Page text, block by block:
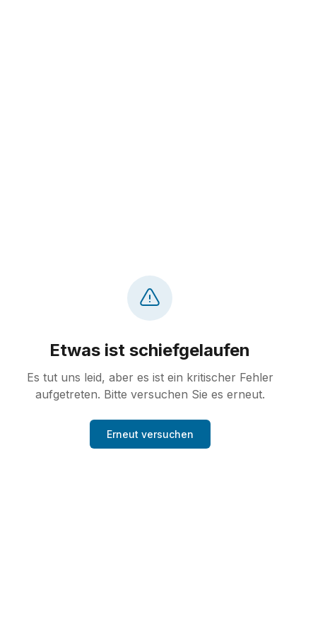
Etwas ist schiefgelaufen
Es tut uns leid, aber es ist ein kritischer Fehler
aufgetreten. Bitte versuchen Sie es erneut.
Erneut versuchen